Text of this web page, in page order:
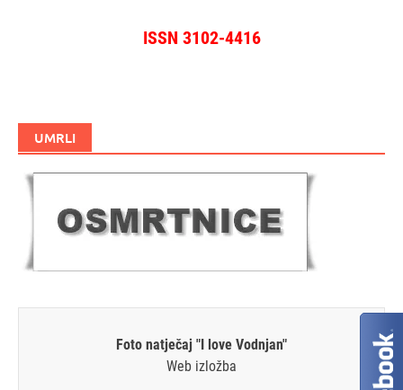
ISSN 3102-4416
UMRLI
Foto natječaj "I love Vodnjan"
Web izložba